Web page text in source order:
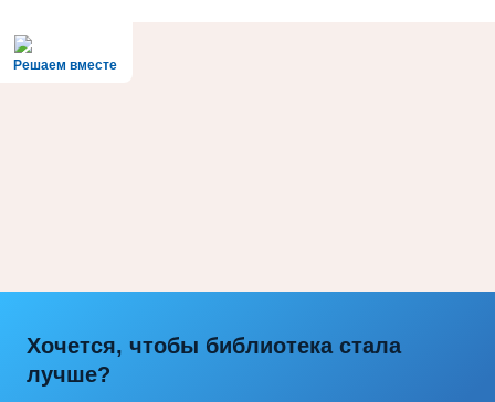
Решаем вместе
Хочется, чтобы библиотека стала
лучше?